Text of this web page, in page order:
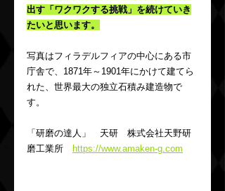
出す「ワクワクする挑戦」を続けていき
たいと思います。
写真はフィラデルフィアの中心にある市
庁舎で、1871年～1901年にかけて建てら
れた、世界最大の独立石積み建造物で
す。
「研磨の達人」　天研　株式会社天野研
磨工業所
https://www.amaken-g.com